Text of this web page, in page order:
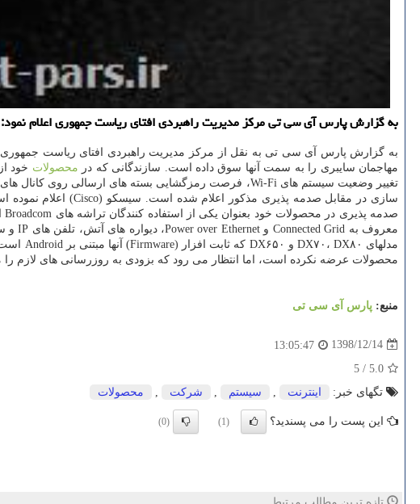
به گزارش پارس آی سی تی مركز مدیریت راهبردی افتای ریاست جمهوری اعلام
مهاجمان سایبری را به سمت آنها سوق داده است. سازندگانی كه در محصولات
صدمه پذیری در محصولات خود بعنوان یكی از استفاده كنندگان تراشه های Broadcom است. بررسی های اولیه از تاثیر پذیرفتن برخی از محصولات این
محصولات عرضه نكرده است، اما انتظار می رود كه بزودی به روزرسانی های لازم را
منبع: پارس آی سی تی
1398/12/14
13:05:47
5.0
/
5
تگهای خبر:
اینترنت سیستم شركت محصولات
این پست را می پسندید؟ (1)
(0)